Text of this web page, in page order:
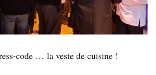
code … la veste de cuisine !